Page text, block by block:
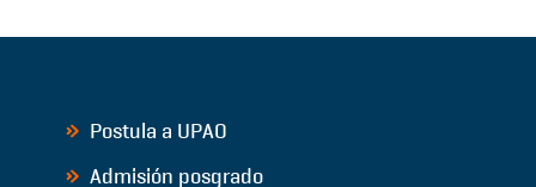
Postula a UPAO
Admisión posgrado